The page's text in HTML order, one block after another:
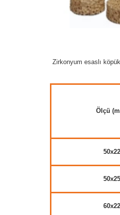
Zirkonyum esaslı
Ölçü
50x22
50x25
60x22